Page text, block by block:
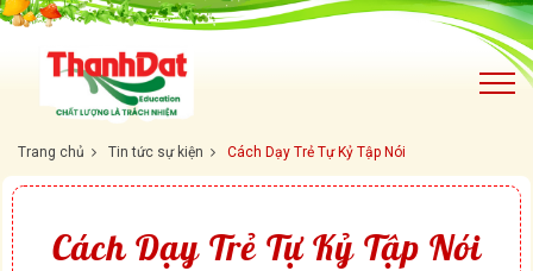
Trang chủ Tin tức sự kiện Cách Dạy Trẻ Tự Kỷ Tập Nói
Cách Dạy Trẻ Tự Kỷ Tập Nói